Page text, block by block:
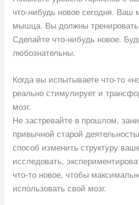
что-нибудь новое сегодня. Ваш
мышца. Вы должны тренировать
Сделайте что-нибудь новое.
любознательны.
Когда вы испытываете что-то
реально стимулирует и
мозг.
Не застревайте в прошлом,
привычной старой
способ изменить структуру
исследовать,
что-то новое, чтобы
использовать свой мозг.